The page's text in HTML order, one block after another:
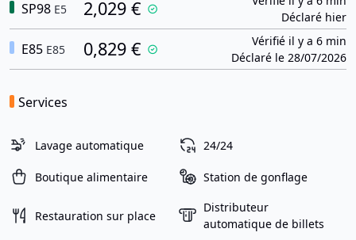
SP98 E5 2,029 €
Déclaré hier
E85 E85 0,829 €
Vérifié il y a 6 min
Déclaré le 28/07/2026
Services
Lavage automatique 24/24
Boutique alimentaire Station de gonflage
Restauration sur place
Distributeur
automatique de billets